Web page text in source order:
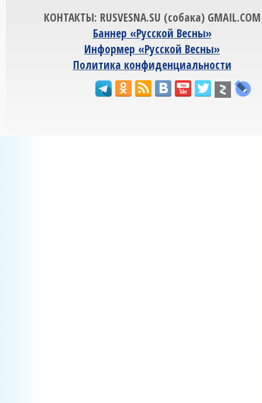
КОНТАКТЫ: RUSVESNA.SU (собака) GMAIL.COM
Баннер «Русской Весны»
Информер «Русской Весны»
Политика конфиденциальности